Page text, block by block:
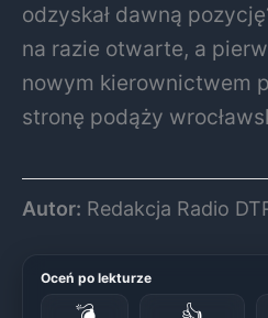
odzyskał dawną
na razie otwarte, a
nowym kierownictwem
stronę podąży
Autor: Redakcja Radio
Oceń po lekturze